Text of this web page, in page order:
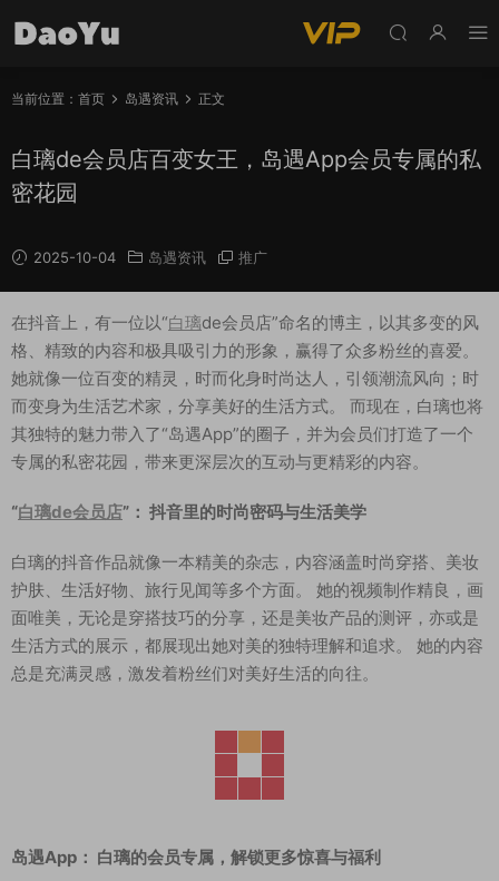
当前位置： 首页 岛遇资讯 正文
白璃de会员店百变女王，岛遇App会员专属的私
密花园
2025-10-04 岛遇资讯 推广
在抖音上，有一位以“白璃de会员店”命名的博主，以其多变的风
格、精致的内容和极具吸引力的形象，赢得了众多粉丝的喜爱。
她就像一位百变的精灵，时而化身时尚达人，引领潮流风向；时
而变身为生活艺术家，分享美好的生活方式。 而现在，白璃也将
其独特的魅力带入了“岛遇App”的圈子，并为会员们打造了一个
专属的私密花园，带来更深层次的互动与更精彩的内容。
“白璃de会员店”： 抖音里的时尚密码与生活美学
白璃的抖音作品就像一本精美的杂志，内容涵盖时尚穿搭、美妆
护肤、生活好物、旅行见闻等多个方面。 她的视频制作精良，画
面唯美，无论是穿搭技巧的分享，还是美妆产品的测评，亦或是
生活方式的展示，都展现出她对美的独特理解和追求。 她的内容
总是充满灵感，激发着粉丝们对美好生活的向往。
岛遇App： 白璃的会员专属，解锁更多惊喜与福利